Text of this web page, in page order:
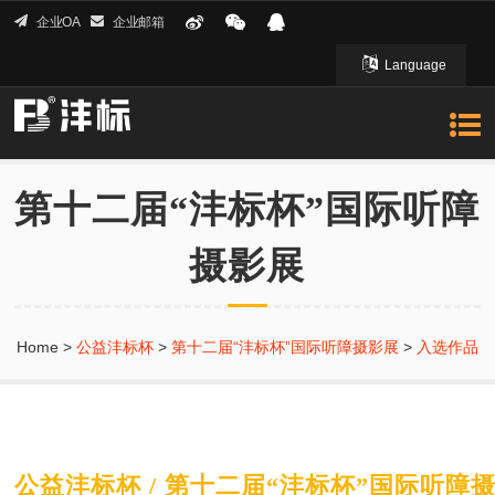
企业OA 企业邮箱
Language
English 英文
第十二届“沣标杯”国际听障
摄影展
Home> 公益沣标杯> 第十二届“沣标杯”国际听障摄影展 > 入选作品
公益沣标杯 / 第十二届“沣标杯”国际听障